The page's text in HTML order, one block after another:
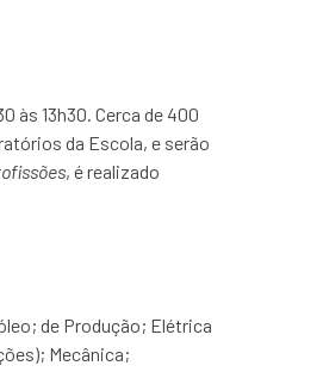
às 13h30. Cerca de 400
da Escola, e serão
, é realizado
de Produção; Elétrica
Mecânica;